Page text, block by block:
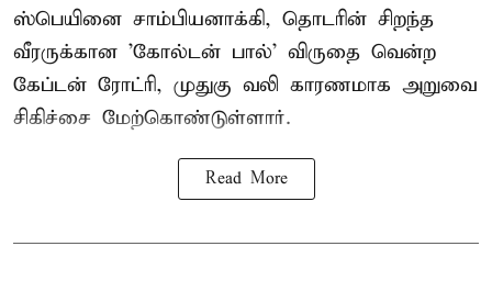
ஸ்பெயினை சாம்பியனாக்கி, தொடரின் சிறந்த
வீரருக்கான 'கோல்டன் பால்' விருதை வென்ற
கேப்டன் ரோட்ரி, முதுகு வலி காரணமாக அறுவை
சிகிச்சை மேற்கொண்டுள்ளார்.
Read More